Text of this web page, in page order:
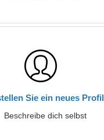
Sie ein neues Profil
Beschreibe dich selbst